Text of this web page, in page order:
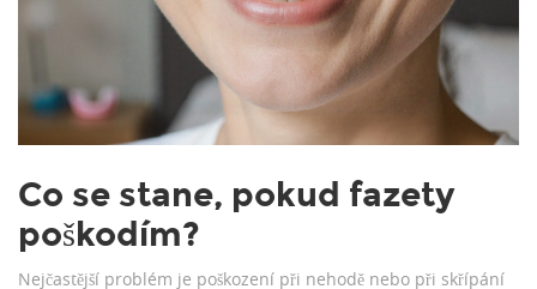
Co se stane, pokud fazety
poškodím?
Nejčastější problém je poškození při nehodě nebo při skřípání